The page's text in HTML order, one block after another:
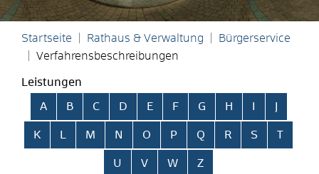
Startseite Rathaus & Verwaltung
Bürgerservice
Verfahrensbeschreibungen
Leistungen
Alphabetisches Register überspringen
A B C D E F G H
K L M N O P Q R S T
U V W Z